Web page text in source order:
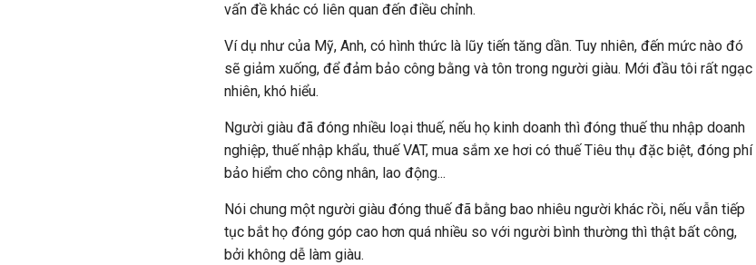
vấn đề khác có liên quan đến điều chỉnh.
Ví dụ như của Mỹ, Anh, có hình thức là lũy tiến tăng dần. Tuy nhiên, đến mức nào đó
sẽ giảm xuống, để đảm bảo công bằng và tôn trong người giàu. Mới đầu tôi rất ngạc
nhiên, khó hiểu.
Người giàu đã đóng nhiều loại thuế, nếu họ kinh doanh thì đóng thuế thu nhập doanh
nghiệp, thuế nhập khẩu, thuế VAT, mua sắm xe hơi có thuế Tiêu thụ đặc biệt, đóng phí
bảo hiểm cho công nhân, lao động...
Nói chung một người giàu đóng thuế đã bằng bao nhiêu người khác rồi, nếu vẫn tiếp
tục bắt họ đóng góp cao hơn quá nhiều so với người bình thường thì thật bất công,
bởi không dễ làm giàu.